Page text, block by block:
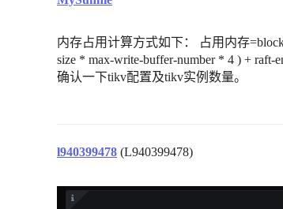
内存占用计算方式如下： 占用内存
size * max-write-buffer-number * 4 ) +
确认一下tikv配置及tikv实例数量。
l940399478 (L940399478)